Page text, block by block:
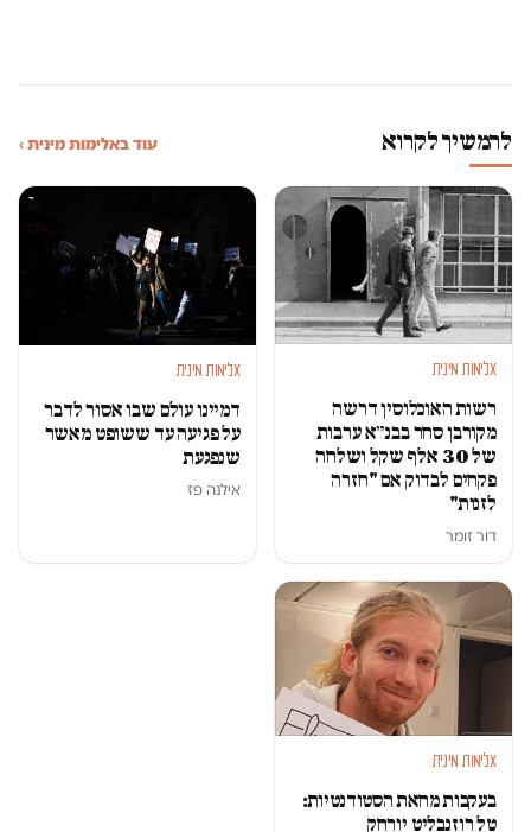
להמשיך לקרוא עוד באלימות מינית ›
אלימות מינית
רשות האוכלוסין דרשה
מקורבן סחר בבנ״א ערבות
של 30 אלף שקל ושלחה
פקחים לבדוק אם "חזרה
לזנות"
דור זומר
אלימות מינית
דמיינו עולם שבו אסור לדבר
על פגיעה עד ששופט מאשר
שנפגעת
אילנה פז
אלימות מינית
בעקבות מחאת הסטודנטיות:
טל רוזנבליט יורחק